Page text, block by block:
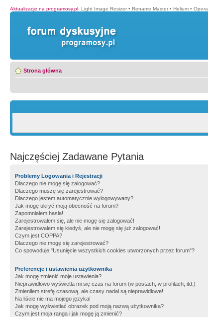
Aktualizacje na programosy.pl: Light Image Resizer • Rename Master • Helium • Opera
Strona główna
Najczęściej Zadawane Pytania
Problemy Logowania i Rejestracji
Dlaczego nie mogę się zalogować?
Dlaczego muszę się zarejestrować?
Dlaczego jestem automatycznie wylogowywany?
Jak mogę ukryć moją obecność na forum?
Zapomniałem hasła!
Zarejestrowałem się, ale nie mogę się zalogować!
Zarejestrowałem się kiedyś, ale nie mogę się już zalogować!
Czym jest COPPA?
Dlaczego nie mogę się zarejestrować?
Co spowoduje "Usunięcie wszystkich cookies utworzonych przez forum"?
Preferencje i ustawienia użytkownika
Jak mogę zmienić moje ustawienia?
Nieprawidłowo wyświetla mi się czas na forum (w postach, w profilach, itd.)
Zmieniłem strefę czasową, ale czasy nadal są nieprawidłowe!
Na liście nie ma mojego języka!
Jak mogę wyświetlać obrazek pod moją nazwą użytkownika?
Czym jest moja ranga i jak mogę ją zmienić?